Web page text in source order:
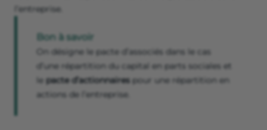
l’entreprise.
Bon à savoir
On désigne le pacte d’associés dans le cas
d’une répartition du capital en parts sociales et
le pacte d’actionnaires pour une répartition en
actions de l’entreprise.